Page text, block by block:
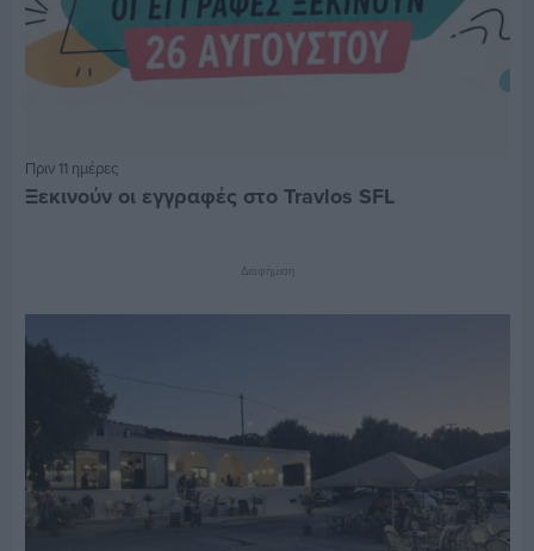
Πριν 11 ημέρες
Ξεκινούν οι εγγραφές στο Travlos SFL
Διαφήμιση